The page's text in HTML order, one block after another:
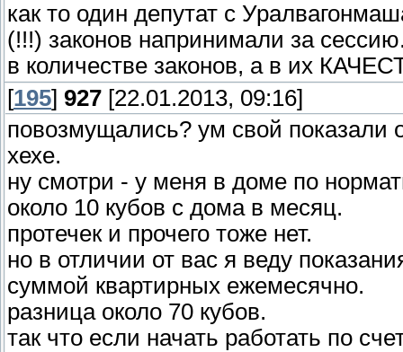
как то один депутат с
(!!!) законов напринимали за
в количестве законов, а в их
[195] 927 [22.01.2013, 09:16]
повозмущались? ум свой показали
хехе.
ну смотри - у меня в доме по
около 10 кубов с дома в месяц.
протечек и прочего тоже нет.
но в отличии от вас я веду
суммой квартирных ежемесячно.
разница около 70 кубов.
так что если начать работать по